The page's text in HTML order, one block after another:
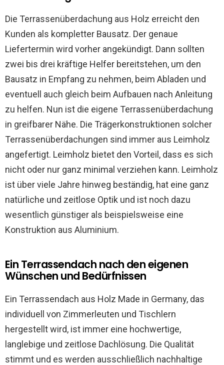
Die Terrassenüberdachung aus Holz erreicht den
Kunden als kompletter Bausatz. Der genaue
Liefertermin wird vorher angekündigt. Dann sollten
zwei bis drei kräftige Helfer bereitstehen, um den
Bausatz in Empfang zu nehmen, beim Abladen und
eventuell auch gleich beim Aufbauen nach Anleitung
zu helfen. Nun ist die eigene Terrassenüberdachung
in greifbarer Nähe. Die Trägerkonstruktionen solcher
Terrassenüberdachungen sind immer aus Leimholz
angefertigt. Leimholz bietet den Vorteil, dass es sich
nicht oder nur ganz minimal verziehen kann. Leimholz
ist über viele Jahre hinweg beständig, hat eine ganz
natürliche und zeitlose Optik und ist noch dazu
wesentlich günstiger als beispielsweise eine
Konstruktion aus Aluminium.
Ein Terrassendach nach den eigenen
Wünschen und Bedürfnissen
Ein Terrassendach aus Holz Made in Germany, das
individuell von Zimmerleuten und Tischlern
hergestellt wird, ist immer eine hochwertige,
langlebige und zeitlose Dachlösung. Die Qualität
stimmt und es werden ausschließlich nachhaltige